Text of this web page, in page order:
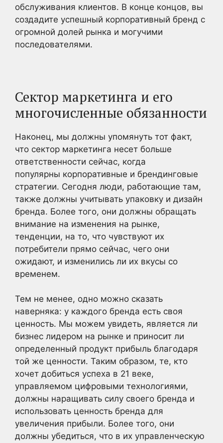
обслуживания клиентов. В конце концов, вы
создадите успешный корпоративный бренд с
огромной долей рынка и могучими
последователями.
Сектор маркетинга и его
многочисленные обязанности
Наконец, мы должны упомянуть тот факт,
что сектор маркетинга несет больше
ответственности сейчас, когда
популярны корпоративные и брендинговые
стратегии. Сегодня люди, работающие там,
также должны учитывать упаковку и дизайн
бренда. Более того, они должны обращать
внимание на изменения на рынке,
тенденции, на то, что чувствуют их
потребители прямо сейчас, чего они
ожидают, и изменились ли их вкусы со
временем.
Тем не менее, одно можно сказать
наверняка: у каждого бренда есть своя
ценность. Мы можем увидеть, является ли
бизнес лидером на рынке и приносит ли
определенный продукт прибыль благодаря
той же ценности. Таким образом, те, кто
хочет добиться успеха в 21 веке,
управляемом цифровыми технологиями,
должны наращивать силу своего бренда и
использовать ценность бренда для
увеличения прибыли. Более того, они
должны убедиться, что в их управленческую